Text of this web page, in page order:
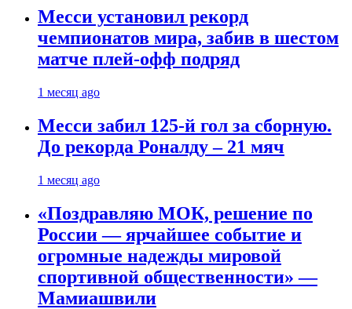
Месси установил рекорд
чемпионатов мира, забив в шестом
матче плей‑офф подряд
1 месяц ago
Месси забил 125-й гол за сборную.
До рекорда Роналду – 21 мяч
1 месяц ago
«Поздравляю МОК, решение по
России — ярчайшее событие и
огромные надежды мировой
спортивной общественности» —
Мамиашвили